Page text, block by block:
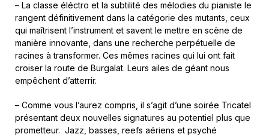
– La classe éléctro et la subtilité des mélodies du pianiste le
rangent définitivement dans la catégorie des mutants, ceux
qui maîtrisent l’instrument et savent le mettre en scène de
manière innovante, dans une recherche perpétuelle de
racines à transformer. Ces mêmes racines qui lui ont fait
croiser la route de Burgalat. Leurs ailes de géant nous
empêchent d’atterrir.
– Comme vous l’aurez compris, il s’agit d’une soirée Tricatel
présentant deux nouvelles signatures au potentiel plus que
prometteur. Jazz, basses, reefs aériens et psyché